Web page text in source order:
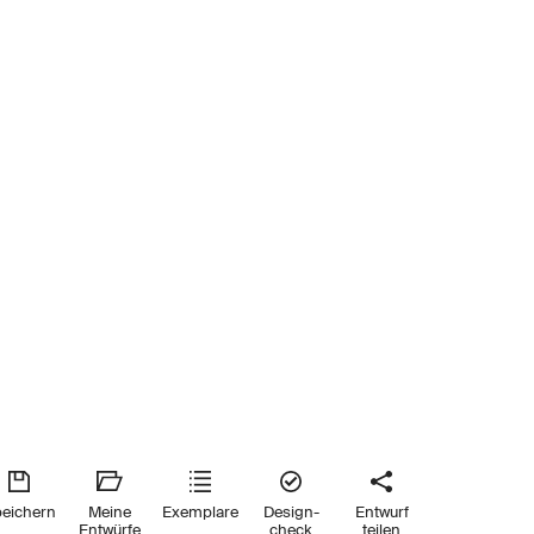
Meine
Entwürfe
Exemplare
Design-
check
Entwurf
teilen